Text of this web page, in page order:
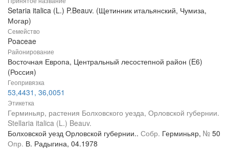
Setaria italica (L.) P.Beauv. (Щетинник итальянский, Чумиза,
Могар)
Семейство
Poaceae
Районирование
Восточная Европа, Центральный лесостепной район (E6)
(Россия)
Геопривязка
53,4431, 36,0051
Этикетка
Герминьяр, растения Болховского уезда, Орловской губернии.
Stellaria italica (L.) Beauv.
Болховской уезд Орловской губернии.. Собр. Герминьяр, № 50
Опр. В. Радыгина, 04.1978